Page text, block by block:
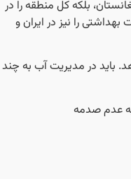
بلکه کل منطقه را در
را نیز در ایران و
باید در مدیریت آب به چند
عدم صدمه